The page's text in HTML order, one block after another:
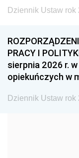
1999
1993
1990
1987
1984
Dziennik Ustaw rok
PRACY I
sierpnia 2026 r.
opiekuńczych w
Dziennik Ustaw rok